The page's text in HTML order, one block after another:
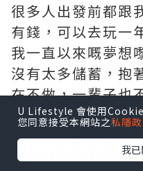
很多人出發前都跟
有錢，可以去玩一
我一直以來嘅夢想
沒有太多儲蓄，抱
在不做，一輩子也
路應該是之前10
時，現在只是平
包，穿過陌生的
U Lifestyle 會使用
您同意接受本網站之私隱
我